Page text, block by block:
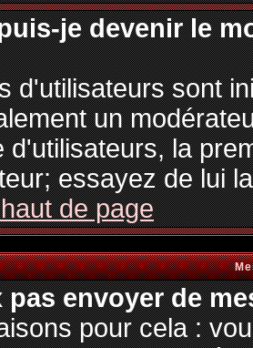
je devenir le
d'utilisateurs sont
un
d'utilisateurs, la
essayez de lui
de page
pas envoyer de
pour cela :